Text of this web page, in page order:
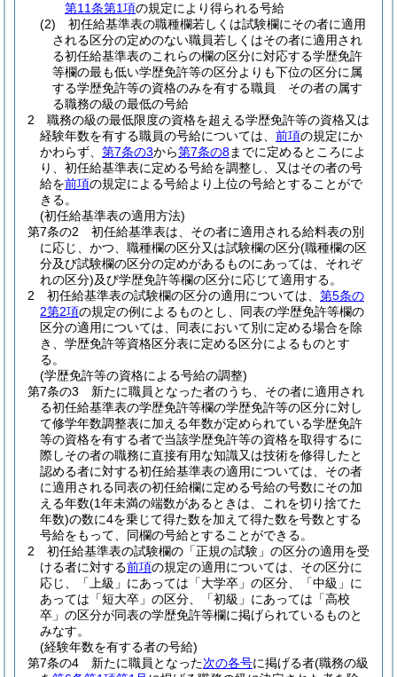
第11条第1項の規定により得られる号給
(2)
初任給基準表の職種欄若しくは試験欄にその者に適用
される区分の定めのない職員若しくはその者に適用され
る初任給基準表のこれらの欄の区分に対応する学歴免許
等欄の最も低い学歴免許等の区分よりも下位の区分に属
する学歴免許等の資格のみを有する職員 その者の属す
る職務の級の最低の号給
2
職務の級の最低限度の資格を超える学歴免許等の資格又は
経験年数を有する職員の号給については、 前項の規定にか
かわらず、 第7条の3から第7条の8までに定めるところによ
り、初任給基準表に定める号給を調整し、又はその者の号
給を前項の規定による号給より上位の号給とすることがで
きる。
(初任給基準表の適用方法)
第7条の2
初任給基準表は、その者に適用される給料表の別
に応じ、かつ、職種欄の区分又は試験欄の区分(職種欄の区
分及び試験欄の区分の定めがあるものにあっては、それぞ
れの区分)及び学歴免許等欄の区分に応じて適用する。
2
初任給基準表の試験欄の区分の適用については、 第5条の
2第2項の規定の例によるものとし、同表の学歴免許等欄の
区分の適用については、同表において別に定める場合を除
き、学歴免許等資格区分表に定める区分によるものとす
る。
(学歴免許等の資格による号給の調整)
第7条の3
新たに職員となった者のうち、その者に適用され
る初任給基準表の学歴免許等欄の学歴免許等の区分に対し
て修学年数調整表に加える年数が定められている学歴免許
等の資格を有する者で当該学歴免許等の資格を取得するに
際しその者の職務に直接有用な知識又は技術を修得したと
認める者に対する初任給基準表の適用については、その者
に適用される同表の初任給欄に定める号給の号数にその加
える年数(1年未満の端数があるときは、これを切り捨てた
年数)の数に4を乗じて得た数を加えて得た数を号数とする
号給をもって、同欄の号給とすることができる。
2
初任給基準表の試験欄の「正規の試験」の区分の適用を受
ける者に対する前項の規定の適用については、その区分に
応じ、「上級」にあっては「大学卒」の区分、「中級」に
あっては「短大卒」の区分、「初級」にあっては「高校
卒」の区分が同表の学歴免許等欄に掲げられているものと
みなす。
(経験年数を有する者の号給)
第7条の4
新たに職員となった次の各号に掲げる者(職務の級